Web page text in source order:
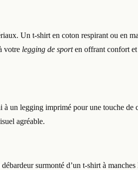
Un t-shirt en coton respirant ou en
votre legging de sporten offrant confort et
à un legging imprimé pour une touche de
agréable.
surmonté d’un t-shirt à